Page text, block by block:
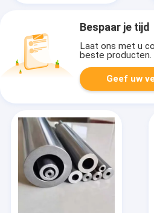
Bespaar je tijd
Laat ons met u
beste producten.
Geef uw